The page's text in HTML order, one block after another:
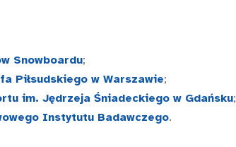
Snowboardu;
Piłsudskiego w Warszawie;
im. Jędrzeja Śniadeckiego w Gdańsku;
Instytutu Badawczego.